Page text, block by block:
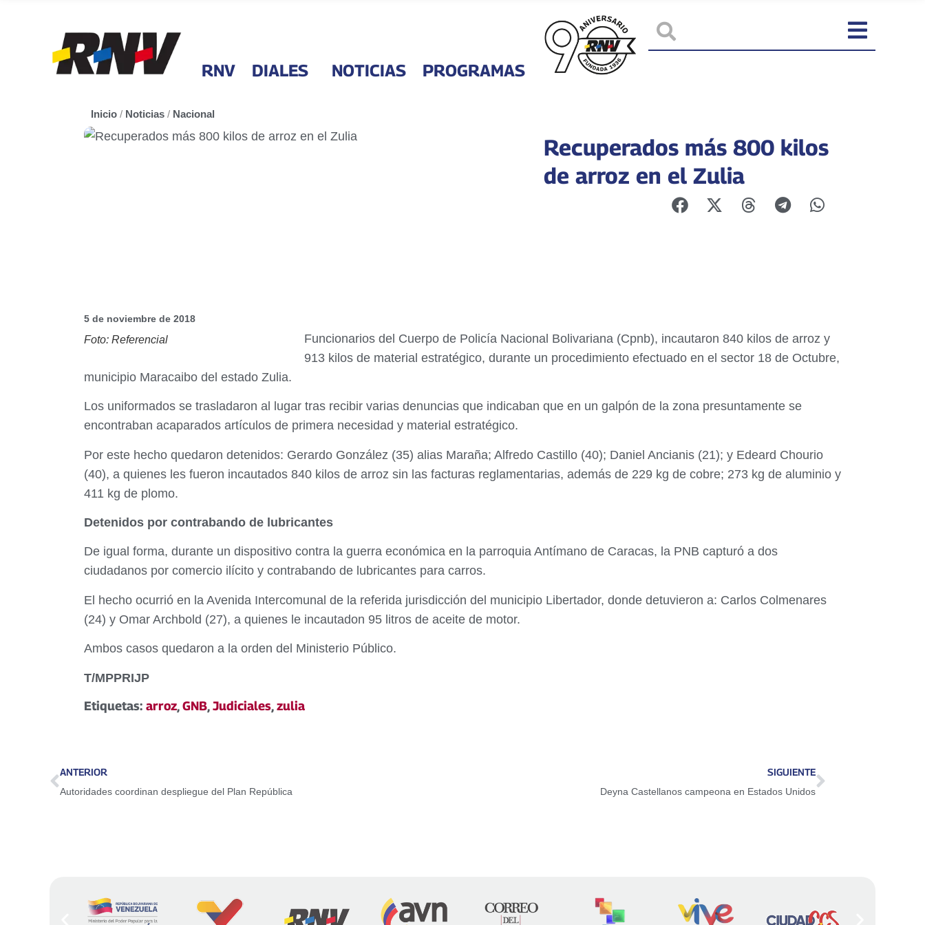
RNV DIALES NOTICIAS PROGRAMAS
Inicio / Noticias / Nacional
Recuperados más 800 kilos
de arroz en el Zulia
5 de noviembre de 2018
Foto: Referencial
Funcionarios del Cuerpo de Policía Nacional Bolivariana (Cpnb), incautaron 840 kilos de arroz y
913 kilos de material estratégico, durante un procedimiento efectuado en el sector 18 de Octubre,
municipio Maracaibo del estado Zulia.
Los uniformados se trasladaron al lugar tras recibir varias denuncias que indicaban que en un galpón de la zona presuntamente se
encontraban acaparados artículos de primera necesidad y material estratégico.
Por este hecho quedaron detenidos: Gerardo González (35) alias Maraña; Alfredo Castillo (40); Daniel Ancianis (21); y Edeard Chourio
(40), a quienes les fueron incautados 840 kilos de arroz sin las facturas reglamentarias, además de 229 kg de cobre; 273 kg de aluminio y
411 kg de plomo.
Detenidos por contrabando de lubricantes
De igual forma, durante un dispositivo contra la guerra económica en la parroquia Antímano de Caracas, la PNB capturó a dos
ciudadanos por comercio ilícito y contrabando de lubricantes para carros.
El hecho ocurrió en la Avenida Intercomunal de la referida jurisdicción del municipio Libertador, donde detuvieron a: Carlos Colmenares
(24) y Omar Archbold (27), a quienes le incautadon 95 litros de aceite de motor.
Ambos casos quedaron a la orden del Ministerio Público.
T/MPPRIJP
Etiquetas: arroz,GNB,Judiciales,zulia
ANTERIOR
Autoridades coordinan despliegue del Plan República
SIGUIENTE
Deyna Castellanos campeona en Estados Unidos